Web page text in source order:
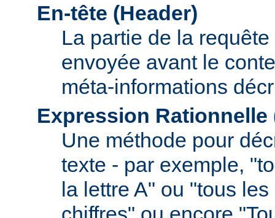
En-tête (Header)
La partie de la
envoyée avant le
méta-informations
Expression
Une méthode pour
texte - par exemple,
la lettre A" ou "tous